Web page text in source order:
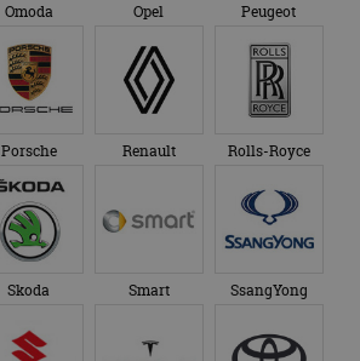
Omoda Opel Peugeot
Porsche Renault Rolls-Royce
Skoda Smart SsangYong